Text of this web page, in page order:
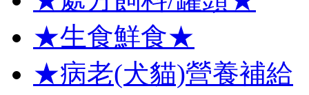
★生食鮮食★
★病老(犬貓)營養補給